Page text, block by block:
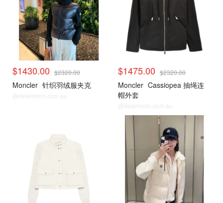
$1430.00 $2320.00
Moncler 针织羽绒服夹克
@dealmoon.com.au
$1475.00 $2320.00
Moncler Cassiopea 抽绳连
帽外套
@dealmoon.com.au